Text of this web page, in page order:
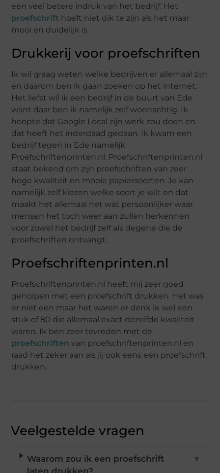
een veel betere indruk van het bedrijf. Het
proefschrift hoeft niet dik te zijn als het maar
mooi en duidelijk is.
Drukkerij voor proefschriften
Ik wil graag weten welke bedrijven er allemaal zijn
en daarom ben ik gaan zoeken op het internet.
Het liefst wil ik een bedrijf in de buurt van Ede
want daar ben ik namelijk zelf woonachtig. Ik
hoopte dat Google Local zijn werk zou doen en
dat heeft het inderdaad gedaan. Ik kwam een
bedrijf tegen in Ede namelijk
Proefschriftenprinten.nl. Proefschriftenprinten.nl
staat bekend om zijn proefschriften van zeer
hoge kwaliteit en mooie papiersoorten. Je kan
namelijk zelf kiezen welke soort je wilt en dat
maakt het allemaal net wat persoonlijker waar
mensen het toch weer aan zullen herkennen
voor zowel het bedrijf zelf als degene die de
proefschriften ontvangt.
Proefschriftenprinten.nl
Proefschriftenprinten.nl heeft mij zeer goed
geholpen met een proefschrift drukken. Het was
er niet een maar het waren er denk ik wel een
stuk of 80 die allemaal exact dezelfde kwaliteit
waren. Ik ben zeer tevreden met de
proefschriften van proefschriftenprinten.nl en
raad het zeker aan als jij ook eens een proefschrift
drukken.
Veelgestelde vragen
Waarom zou ik een proefschrift
▼